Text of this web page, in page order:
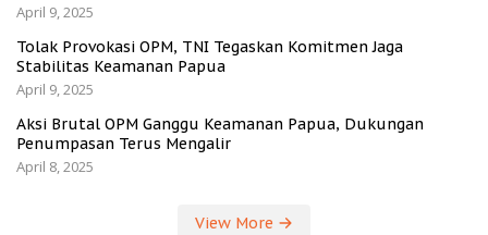
April 9, 2025
Tolak Provokasi OPM, TNI Tegaskan Komitmen Jaga
Stabilitas Keamanan Papua
April 9, 2025
Aksi Brutal OPM Ganggu Keamanan Papua, Dukungan
Penumpasan Terus Mengalir
April 8, 2025
View More